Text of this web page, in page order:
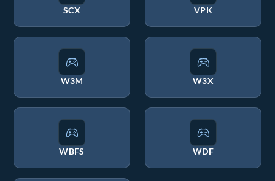
SCX VPK
W3M W3X
WBFS WDF